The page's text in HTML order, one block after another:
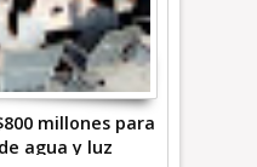
millones para
agua y luz